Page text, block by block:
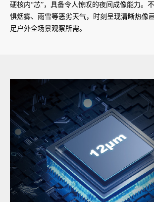
硬核内“芯”，具备令人惊叹的夜间成像能力。
惧烟雾、雨雪等恶劣天气，时刻呈现清晰热像
足户外全场景观察所需。